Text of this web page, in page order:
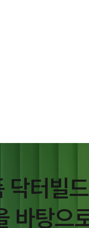
닥터빌
바탕으